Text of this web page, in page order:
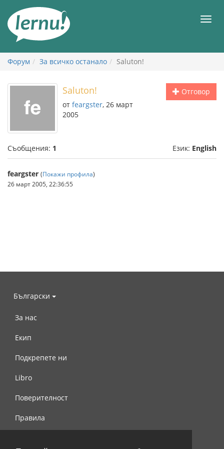
съдържанието
Форум За всичко останало Saluton!
Отговор
Saluton!
от feargster, 26 март
2005
Съобщения: 1 Език: English
feargster (Покажи профила)
26 март 2005, 22:36:55
Български
За нас
Екип
Подкрепете ни
Libro
Поверителност
Правила